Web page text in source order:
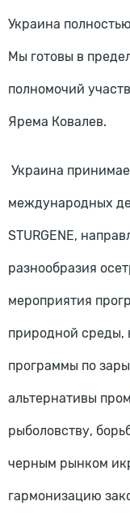
Украина
Мы готовы в
полномочий
Ярема Ковалев.
Украина
международных
STURGENE,
разнообразия
мероприятия
природной среды,
программы по
альтернативы
рыболовству,
черным рынком
гармонизацию